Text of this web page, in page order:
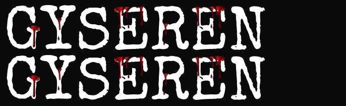
Fortsæt
til
indhold